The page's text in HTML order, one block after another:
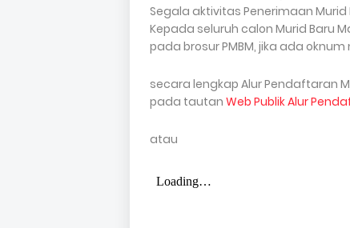
Segala aktivitas Penerimaan
Kepada seluruh calon Murid Baru
pada brosur PMBM, jika ada
secara lengkap Alur Pendaftaran
pada tautan Web Publik Alur
atau